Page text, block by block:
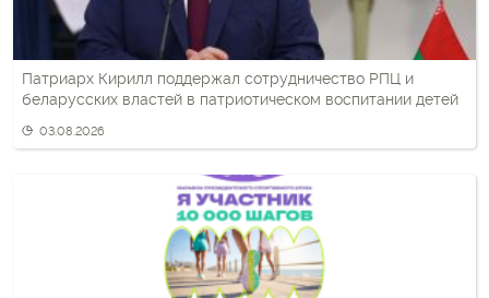
Патриарх Кирилл поддержал сотрудничество РПЦ и
беларусских властей в патриотическом воспитании детей
03.08.2026